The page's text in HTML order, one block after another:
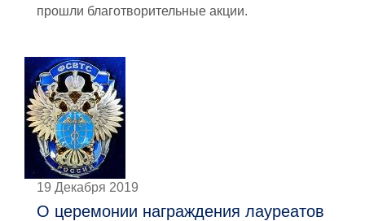
прошли благотворительные акции.
19 Декабря 2019
О церемонии награждения лауреатов